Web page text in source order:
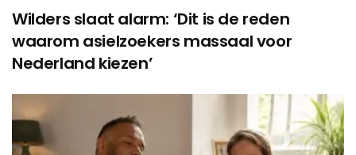
Wilders slaat alarm: ‘Dit is de reden
waarom asielzoekers massaal voor
Nederland kiezen’